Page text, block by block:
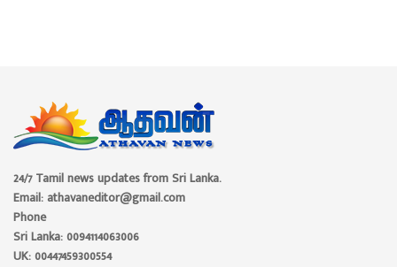
24/7 Tamil news updates from Sri Lanka.
Email: athavaneditor@gmail.com
Phone
Sri Lanka: 0094114063006
UK: 00447459300554